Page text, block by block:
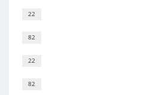
22
82
22
82